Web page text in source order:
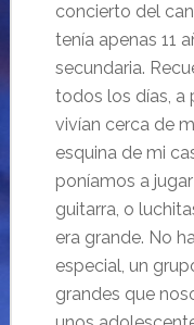
concierto del
tenía apenas 11
secundaria.
todos los días, a
vivían cerca de
esquina de mi
poníamos a
guitarra, o
era grande. No
especial, un
grandes que